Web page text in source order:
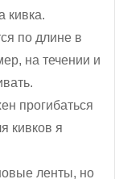
кивка.
по длине в
на течении и
прогибаться
кивков я
ленты, но